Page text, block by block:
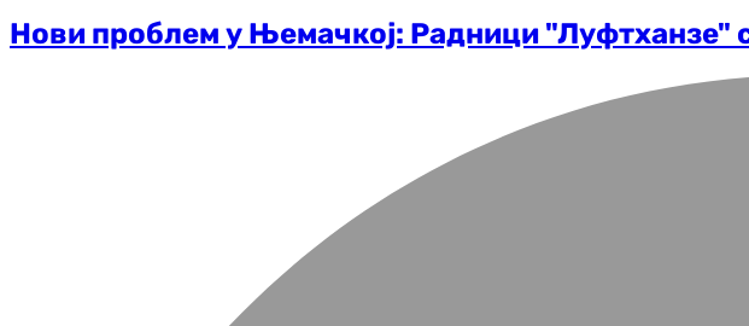
Нови проблем у Њемачкој: Радници "Луфтханзе"